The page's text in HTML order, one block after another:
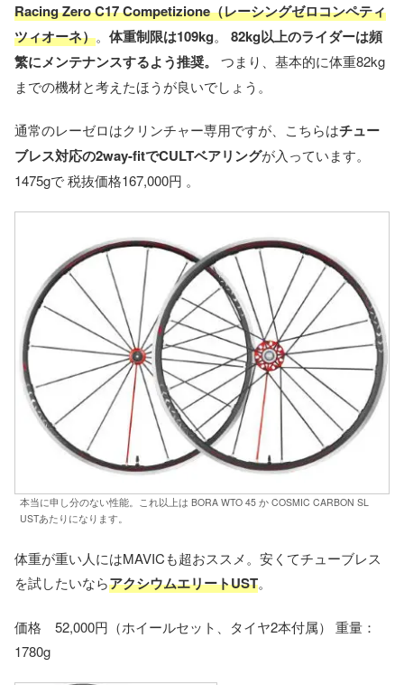
Racing Zero C17 Competizione（レーシングゼロコンペティ
ツィオーネ）。 体重制限は109kg。 82kg以上のライダーは頻
繁にメンテナンスするよう推奨。
つまり、基本的に体重82kg
までの機材と考えたほうが良いでしょう。
通常のレーゼロはクリンチャー専用ですが、こちらはチュー
ブレス対応の2way-fitでCULTベアリングが入っています。
1475gで 税抜価格167,000円 。
本当に申し分のない性能。これ以上は BORA WTO 45 か COSMIC CARBON SL
USTあたりになります。
体重が重い人にはMAVICも超おススメ。安くてチューブレス
を試したいならアクシウムエリートUST。
価格 52,000円（ホイールセット、タイヤ2本付属） 重量：
1780g